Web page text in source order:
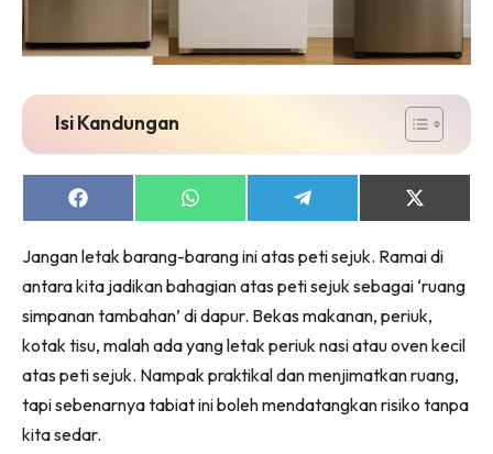
Bilik Air
Bilik Tidur
Dapur
Ruang Tamu
Menarik Lagi
Casa Impiana
Impiana Makeover
Makeover Ruang Selebriti
Destinasi
Hotel
Kafe
Isi Kandungan
Share
on
Share
on
Share
on
Share
on
(Twitter)
Jangan letak barang-barang ini atas peti sejuk. Ramai di
antara kita jadikan bahagian atas peti sejuk sebagai ‘ruang
simpanan tambahan’ di dapur. Bekas makanan, periuk,
kotak tisu, malah ada yang letak periuk nasi atau oven kecil
atas peti sejuk. Nampak praktikal dan menjimatkan ruang,
tapi sebenarnya tabiat ini boleh mendatangkan risiko tanpa
kita sedar.